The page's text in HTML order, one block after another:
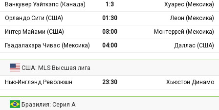
Ванкувер Уайткэпс (Канада) 1:3
Хуарес (Мексика)
Орландо Сити (США)
01:30
Леон (Мексика)
Интер Майами (США)
03:00
Монтеррей (Мексика)
Гвадалахара Чивас (Мексика)
04:00 Даллас (США)
США: MLS Высшая лига
Нью-Инглэнд Революшн 23:30 Хьюстон Динамо
Бразилия: Серия А